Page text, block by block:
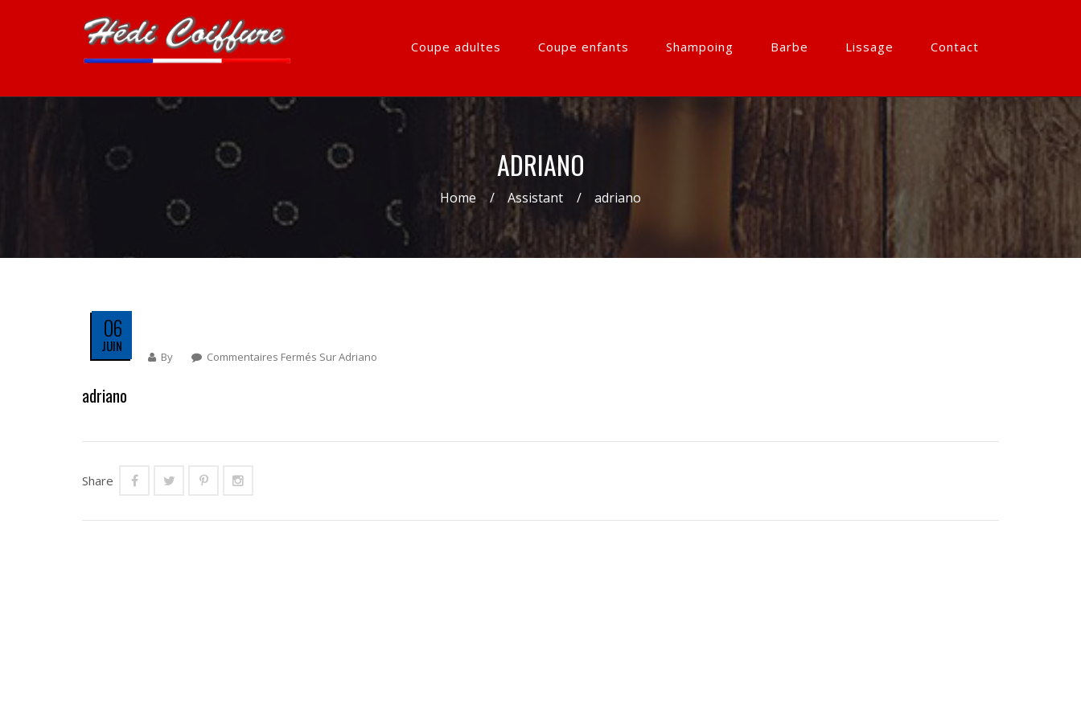
Coupe adultes Coupe enfants Shampoing Barbe Lissage Contact
ADRIANO
Home Assistant adriano
06
JUIN
By Commentaires Fermés Sur Adriano
adriano
Share